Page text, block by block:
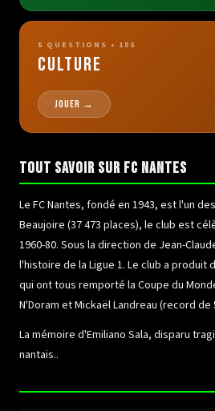
8 QUESTIONS • 15S
CULTURE
JOUER →
TOUT SAVOIR SUR FC NANTES
Le FC Nantes, fondé en 1943, est l'un
Beaujoire (37 473 places), le club est
1960-80. Sous la direction de Jean-
l'histoire de la Ligue 1. Le club a produit
qui ont tous remporté la Coupe du
N'Doram et Mickaël Landreau (record
La mémoire d'Emiliano Sala, disparu
nantais..